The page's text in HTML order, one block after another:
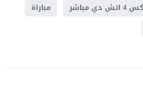
مباشر
مباراة